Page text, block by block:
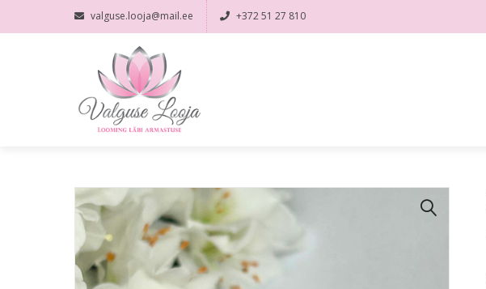
valguse.looja@mail.ee +372 51 27 810